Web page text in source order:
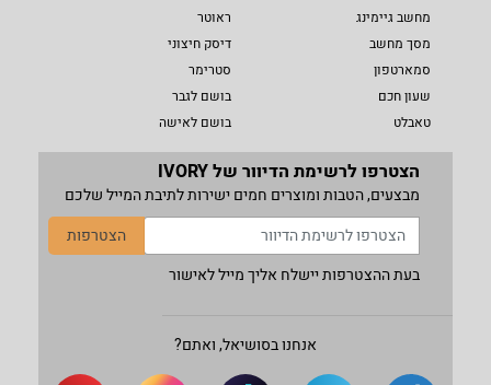
מחשב גיימינג
מסך מחשב
סמארטפון
שעון חכם
טאבלט
ראוטר
דיסק חיצוני
סטרימר
בושם לגבר
בושם לאישה
הצטרפו לרשימת הדיוור של IVORY
מבצעים, הטבות ומוצרים חמים ישירות לתיבת המייל שלכם
הצטרפות
בעת ההצטרפות יישלח אליך מייל לאישור
אנחנו בסושיאל, ואתם?